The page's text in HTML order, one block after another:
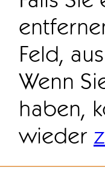
Feld,
Wenn
haben,
wieder